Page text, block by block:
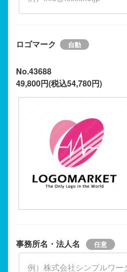
ロゴマーク
No.43688
49,800円(税込54,780円)
事務所名・法人名